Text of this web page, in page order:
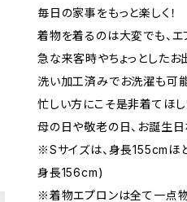
毎日の家事をもっと楽しく！
着物を着るのは大変でも、エ
急な来客時やちょっとしたお
洗い加工済みでお洗濯も可
忙しい方にこそ是非着てほし
母の日や敬老の日、お誕生日
※Sサイズは、身長155cmほ
身長156cm)
※着物エプロンは全て一点物